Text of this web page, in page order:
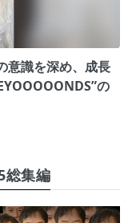
意識を深め、成長
の
集編